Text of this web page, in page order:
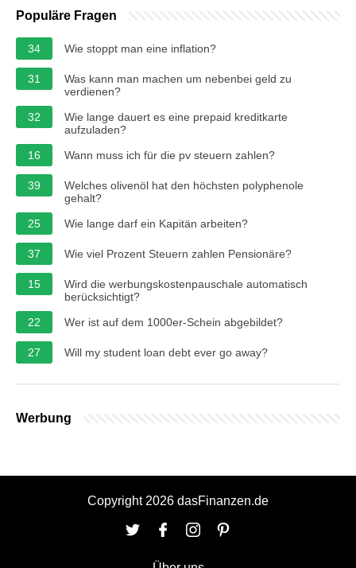
Populäre Fragen
34 Wie stoppt man eine inflation?
31
Was kann man machen um nebenbei geld zu
verdienen?
32
Wie lange dauert es eine prepaid kreditkarte
aufzuladen?
16
Wann muss ich für die pv steuern zahlen?
39
Welches olivenöl hat den höchsten polyphenole
gehalt?
25
Wie lange darf ein Kapitän arbeiten?
37 Wie viel Prozent Steuern zahlen Pensionäre?
15
Wird die werbungskostenpauschale automatisch
berücksichtigt?
22
Wer ist auf dem 1000er-Schein abgebildet?
27 Will my student loan debt ever go away?
Werbung
Copyright 2026 dasFinanzen.de